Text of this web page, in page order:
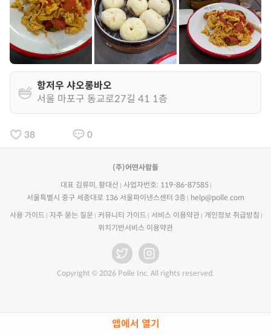
앱에서 열기
항저우 샤오롱바오
서울 마포구 동교로27길 41 1층
38 0
(주)어떤사람들
대표 김류미, 황대산
사업자번호: 119-86-87585
서울특별시 중구 세종대로 136 서울파이낸스센터 3층
help@polle.com
사용 가이드 자주 묻는 질문 커뮤니티 가이드 서비스 이용약관
개인정보 취급방침
위치기반서비스 이용약관
Copyright © 2026 Polle Inc. All rights reserved.